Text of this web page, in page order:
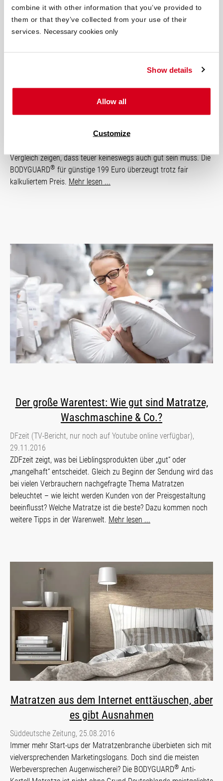
combine it with other information that you’ve provided to
them or that they’ve collected from your use of their
services. Necessary cookies only
Show details
Allow all
Customize
Teuerste Matratze schneidet am
schlechtesten ab
Eine gute Schlafunterlage muss nicht viel Geld kosten. 20
Vergleich zeigen, dass teuer keineswegs auch gut sein muss. Die
BODYGUARD® für günstige 199 Euro überzeugt trotz fair
kalkuliertem Preis. Mehr lesen ...
Der große Warentest: Wie gut sind Matratze,
Waschmaschine & Co.?
DFzeit (TV-Bericht, nur noch auf Youtube online verfügbar),
29.11.2016
ZDFzeit zeigt, was bei Lieblingsprodukten über „gut“ oder
„mangelhaft“ entscheidet. Gleich zu Beginn der Sendung wird das
bei vielen Verbrauchern nachgefragte Thema Matratzen
beleuchtet – wie leicht werden Kunden von der Preisgestaltung
beeinflusst? Welche Matratze ist die beste? Dazu kommen noch
weitere Tipps in der Warenwelt. Mehr lesen ...
Matratzen aus dem Internet enttäuschen, aber
es gibt Ausnahmen
Süddeutsche Zeitung, 25.08.2016
Immer mehr Start-ups der Matratzenbranche überbieten sich mit
vielversprechenden Marketingslogans. Doch sind die meisten
Werbeversprechen Augenwischerei? Die BODYGUARD® Anti-